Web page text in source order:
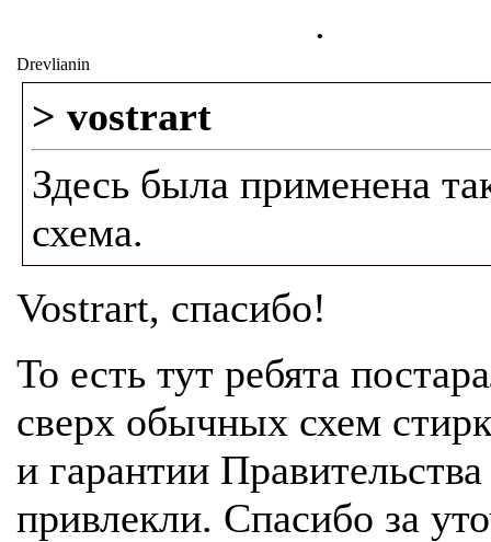
.
Drevlianin
> vostrart
Здесь была применена
схема.
Vostrart, спасибо!
То есть тут ребята
сверх обычных схем
и гарантии Правительства
привлекли. Спасибо за